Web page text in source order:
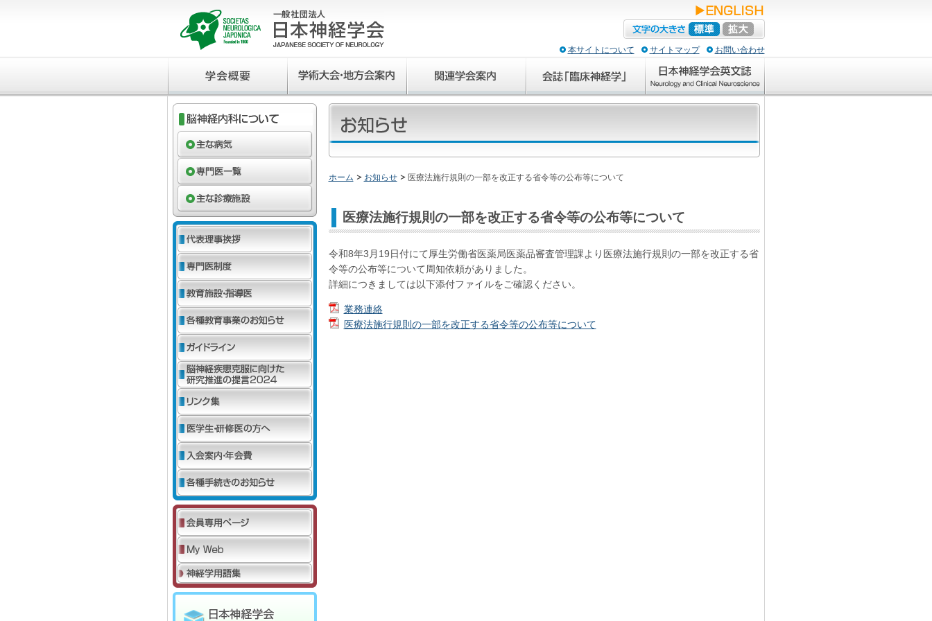
本サイトについて サイトマップ お問い合わせ
ホーム お知らせ 医療法施行規則の一部を改正する省令等の公布等について
医療法施行規則の一部を改正する省令等の公布等について
令和8年3月19日付にて厚生労働省医薬局医薬品審査管理課より医療法施行規則の一部を改正する省
令等の公布等について周知依頼がありました。
詳細につきましては以下添付ファイルをご確認ください。
業務連絡
医療法施行規則の一部を改正する省令等の公布等について